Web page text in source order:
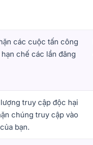
các cuộc tấn công
chế các lần đăng
truy cập độc hại
chúng truy cập vào
bạn.